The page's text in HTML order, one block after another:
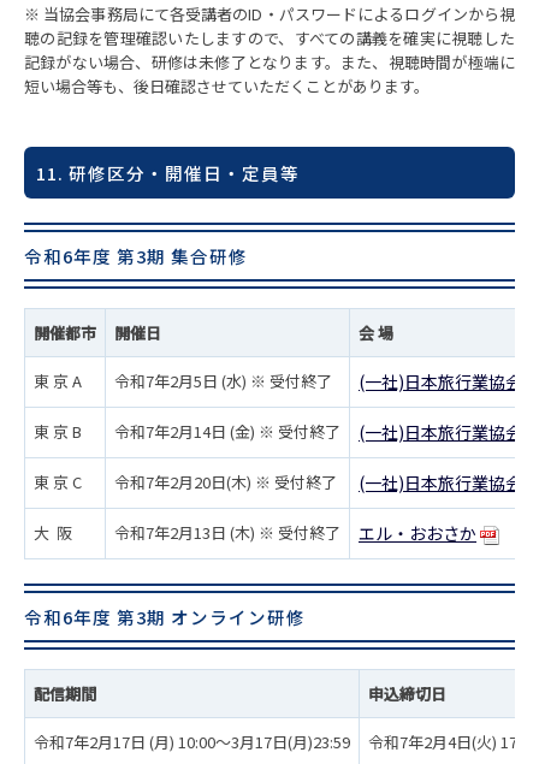
※ 当協会事務局にて各受講者のID・パスワードによるログインから視
聴の記録を管理確認いたしますので、すべての講義を確実に視聴した
記録がない場合、研修は未修了となります。また、視聴時間が極端に
短い場合等も、後日確認させていただくことがあります。
11. 研修区分・開催日・定員等
令和6年度 第3期 集合研修
開催都市 開催日 会 場
東 京 A 令和7年2月5日 (水) ※ 受付終了 (一社)日本旅行業協会
東 京 B 令和7年2月14日 (金) ※ 受付終了 (一社)日本旅行業協会
東 京 C 令和7年2月20日(木) ※ 受付終了 (一社)日本旅行業協会
大 阪 令和7年2月13日 (木) ※ 受付終了 エル・おおさか
令和6年度 第3期 オンライン研修
配信期間 申込締切日
令和7年2月17日 (月) 10:00～3月17日(月)23:59 令和7年2月4日(火) 17時